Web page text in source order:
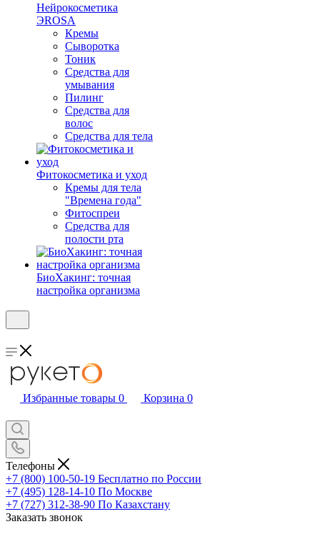
Нейрокосметика
ЭROSA
Кремы
Сыворотка
Тоник
Средства для
умывания
Пилинг
Средства для
волос
Средства для тела
Фитокосметика и уход
Кремы для тела
"Времена года"
Фитоспреи
Средства для
полости рта
БиоХакинг: точная
настройка организма
Избранные товары 0 Корзина 0
Телефоны
+7 (800) 100-50-19 Бесплатно по России
+7 (495) 128-14-10 По Москве
+7 (727) 312-38-90 По Казахстану
Заказать звонок